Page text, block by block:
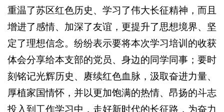
重温了苏区红色历史、学习了伟大长征精神，而且
增进了感情、加深了友谊，更提升了思想境界、坚
定了理想信念。纷纷表示要将本次学习培训的收获
体会分享给本支部的党员、身边的同学同事；要时
刻铭记光辉历史、赓续红色血脉，汲取奋进力量、
厚植家国情怀，并以更加饱满的热情、昂扬的斗志
投入到工作学习中，走好新时代的长征路，为奋力